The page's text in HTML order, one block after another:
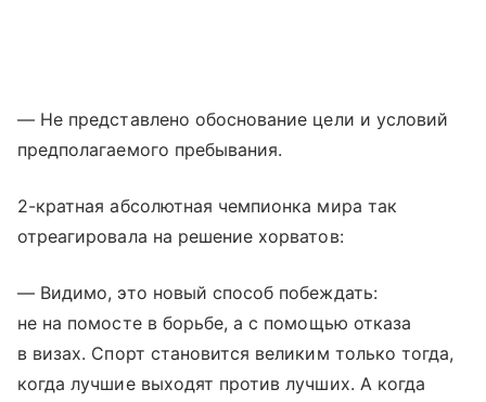
— Не представлено обоснование цели и условий
предполагаемого пребывания.
2-кратная абсолютная чемпионка мира так
отреагировала на решение хорватов:
— Видимо, это новый способ побеждать:
не на помосте в борьбе, а с помощью отказа
в визах. Спорт становится великим только тогда,
когда лучшие выходят против лучших. А когда